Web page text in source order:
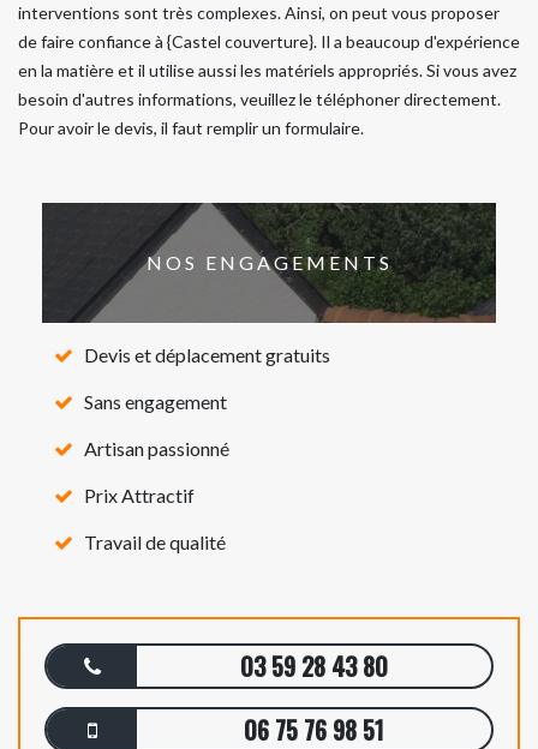
interventions sont très complexes. Ainsi, on peut vous proposer
de faire confiance à {Castel couverture}. Il a beaucoup d'expérience
en la matière et il utilise aussi les matériels appropriés. Si vous avez
besoin d'autres informations, veuillez le téléphoner directement.
Pour avoir le devis, il faut remplir un formulaire.
NOS ENGAGEMENTS
Devis et déplacement gratuits
Sans engagement
Artisan passionné
Prix Attractif
Travail de qualité
03 59 28 43 80
06 75 76 98 51